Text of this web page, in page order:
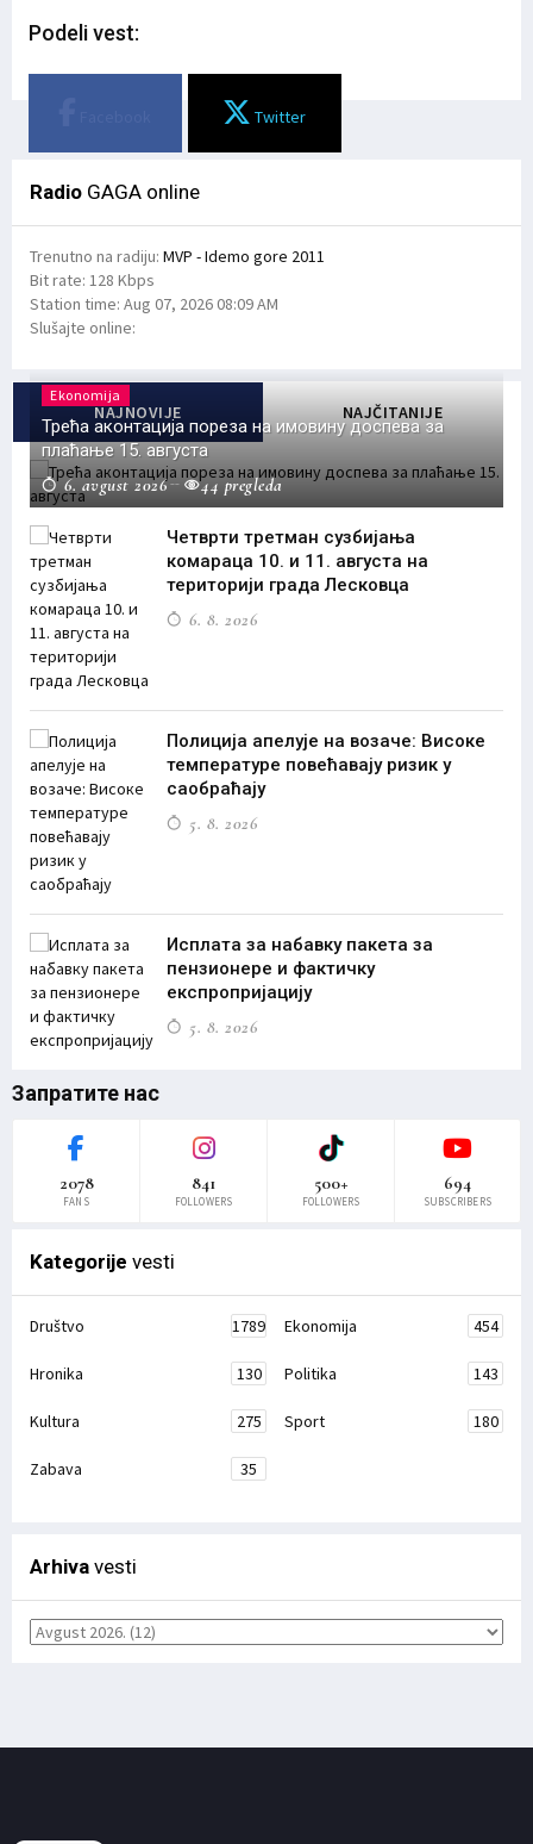
Podeli vest:
Twitter
Radio GAGA online
Trenutno na radiju: MVP - Idemo gore 2011
Bit rate: 128 Kbps
Station time: Aug 07, 2026 08:09 AM
Slušajte online:
NAJNOVIJE NAJČITANIJE
Ekonomija
Трећа аконтација пореза на имовину доспева за
плаћање 15. августа
6. avgust 2026
44 pregleda
Четврти третман сузбијања
комараца 10. и 11. августа на
територији града Лесковца
6. 8. 2026
Полиција апелује на возаче: Високе
температуре повећавају ризик у
саобраћају
5. 8. 2026
Исплата за набавку пакета за
пензионере и фактичку
експропријацију
5. 8. 2026
Запратите нас
2078
FANS
841
FOLLOWERS
500+
FOLLOWERS
694
SUBSCRIBERS
Kategorije vesti
Društvo 1789 Ekonomija 454
Hronika 130 Politika 143
Kultura 275 Sport 180
Zabava 35
Arhiva vesti